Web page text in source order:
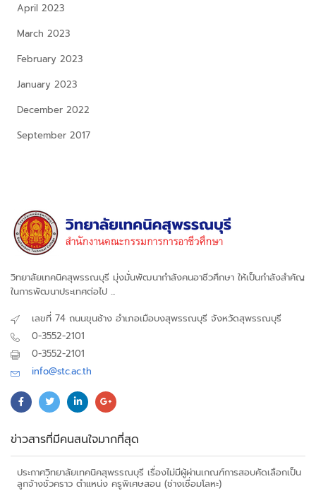
April 2023
March 2023
February 2023
January 2023
December 2022
September 2017
วิทยาลัยเทคนิคสุพรรณบุรี มุ่งมั่นพัฒนากำลังคนอาชีวศึกษา ให้เป็นกำลังสำคัญ
ในการพัฒนาประเทศต่อไป ...
เลขที่ 74 ถนนขุนช้าง อำเภอเมือบงสุพรรณบุรี จังหวัดสุพรรณบุรี
0-3552-2101
0-3552-2101
info@stc.ac.th
ข่าวสารที่มีคนสนใจมากที่สุด
ประกาศวิทยาลัยเทคนิคสุพรรณบุรี เรื่องไม่มีผู้ผ่านเกณฑ์การสอบคัดเลือกเป็น
ลูกจ้างชั่วคราว ตำแหน่ง ครูพิเศษสอน (ช่างเชื่อมโลหะ)